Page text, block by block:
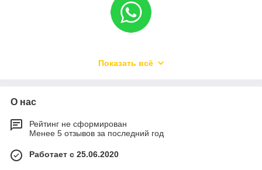
Показать всё
О нас
Рейтинг не сформирован
Менее 5 отзывов за последний год
Работает с 25.06.2020